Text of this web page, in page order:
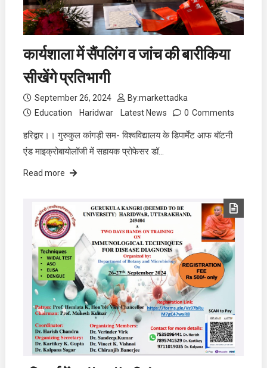
कार्यशाला में सैंपलिंग व जांच की बारीकिया
सीखेंगे प्रतिभागी
September 26, 2024 By:markettadka
Education
Haridwar Latest News 0 Comments
हरिद्वार।। गुरुकुल कांगड़ी सम- विश्वविद्यालय के डिपार्मेंट आफ बॉटनी
एंड माइक्रोबायोलॉजी में सहायक प्रोफेसर डॉ…
Read more